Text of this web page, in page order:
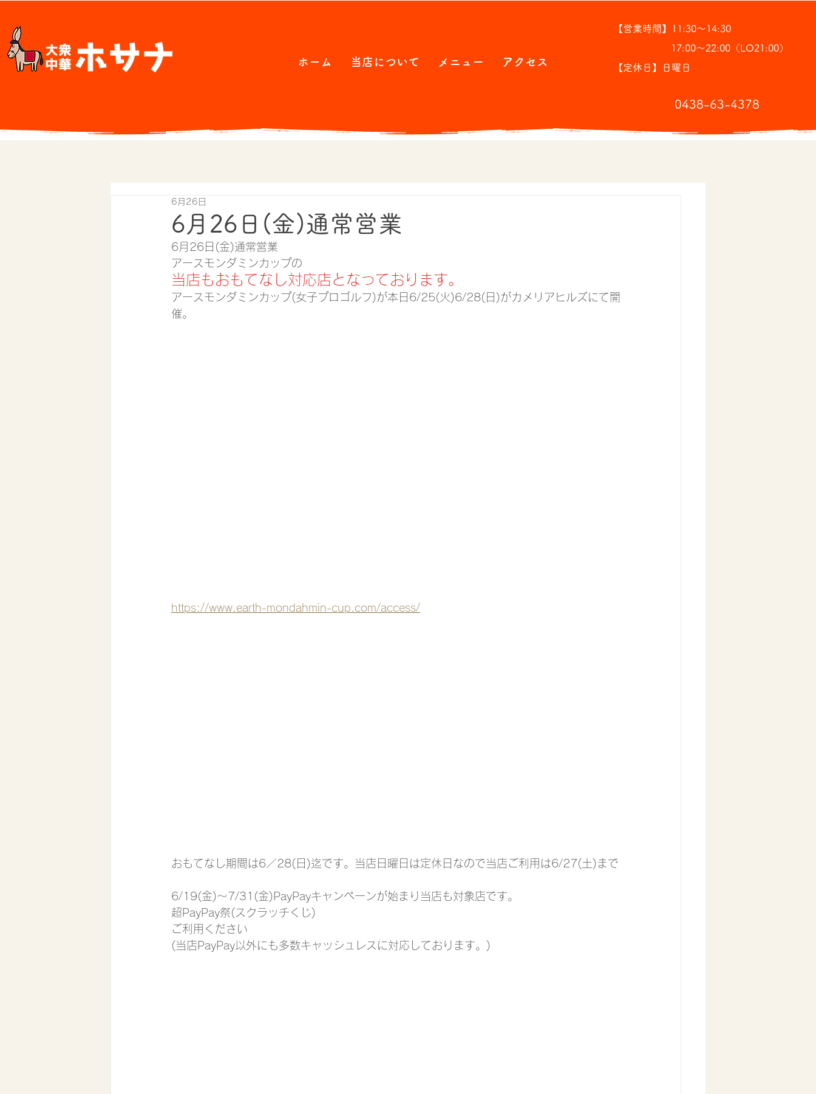
【営業時間】11:30～14:30
17:00～22:00（LO21:00）
【定休日】日曜日
​0438-63-4378
ホーム 当店について メニュー アクセス
6月26日(金)通常営業
6月26日
6月26日(金)通常営業
アースモンダミンカップの
当店もおもてなし対応店となっております。
アースモンダミンカップ(女子プロゴルフ)が本日6/25(火)6/28(日)がカメリアヒルズにて開
催。
https://www.earth-mondahmin-cup.com/access/
おもてなし期間は6／28(日)迄です。当店日曜日は定休日なので当店ご利用は6/27(土)まで
6/19(金)〜7/31(金)PayPayキャンペーンが始まり当店も対象店です。
超PayPay祭(スクラッチくじ)
ご利用ください
(当店PayPay以外にも多数キャッシュレスに対応しております。)